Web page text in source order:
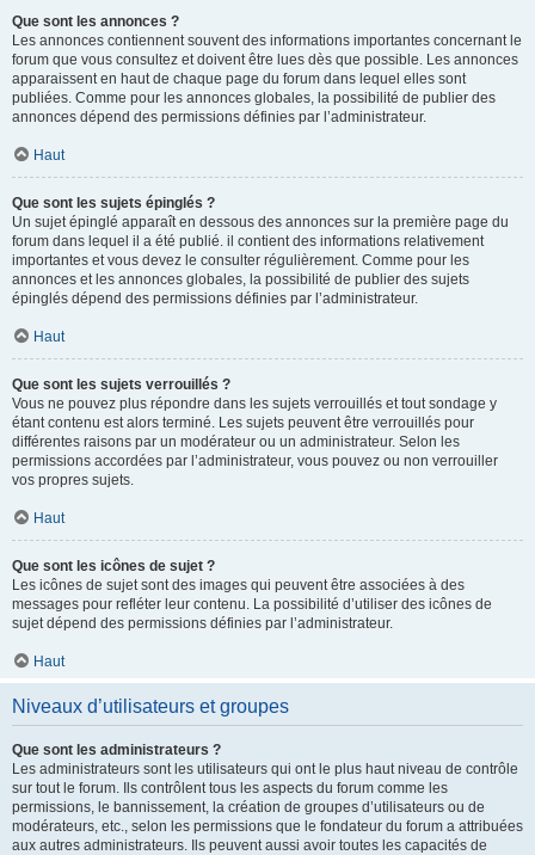
Que sont les annonces ?
Les annonces contiennent souvent des informations importantes concernant le
forum que vous consultez et doivent être lues dès que possible. Les annonces
apparaissent en haut de chaque page du forum dans lequel elles sont
publiées. Comme pour les annonces globales, la possibilité de publier des
annonces dépend des permissions définies par l’administrateur.
Haut
Que sont les sujets épinglés ?
Un sujet épinglé apparaît en dessous des annonces sur la première page du
forum dans lequel il a été publié. il contient des informations relativement
importantes et vous devez le consulter régulièrement. Comme pour les
annonces et les annonces globales, la possibilité de publier des sujets
épinglés dépend des permissions définies par l’administrateur.
Haut
Que sont les sujets verrouillés ?
Vous ne pouvez plus répondre dans les sujets verrouillés et tout sondage y
étant contenu est alors terminé. Les sujets peuvent être verrouillés pour
différentes raisons par un modérateur ou un administrateur. Selon les
permissions accordées par l’administrateur, vous pouvez ou non verrouiller
vos propres sujets.
Haut
Que sont les icônes de sujet ?
Les icônes de sujet sont des images qui peuvent être associées à des
messages pour refléter leur contenu. La possibilité d’utiliser des icônes de
sujet dépend des permissions définies par l’administrateur.
Haut
Niveaux d’utilisateurs et groupes
Que sont les administrateurs ?
Les administrateurs sont les utilisateurs qui ont le plus haut niveau de contrôle
sur tout le forum. Ils contrôlent tous les aspects du forum comme les
permissions, le bannissement, la création de groupes d’utilisateurs ou de
modérateurs, etc., selon les permissions que le fondateur du forum a attribuées
aux autres administrateurs. Ils peuvent aussi avoir toutes les capacités de